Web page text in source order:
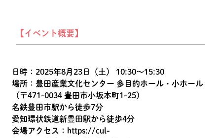
【イベント概要】
日時：2025年8月23日（土） 10:30〜15:30
場所：豊田産業文化センター 多目的ホール・小ホール
（〒471-0034 豊田市小坂本町1-25）
名鉄豊田市駅から徒歩7分
愛知環状鉄道新豊田駅から徒歩4分
会場アクセス： https://cul-